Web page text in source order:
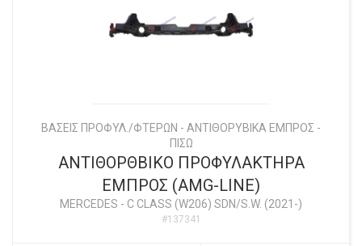
ΒΑΣΕΙΣ ΠΡΟΦΥΛ./ΦΤΕΡΩΝ - ΑΝΤΙΘΟΡΥΒΙΚΑ ΕΜΠΡΟΣ -
ΠΙΣΩ
ΑΝΤΙΘΟΡΘΒΙΚΟ ΠΡΟΦΥΛΑΚΤΗΡΑ
ΕΜΠΡΟΣ (AMG-LINE)
MERCEDES - C CLASS (W206) SDN/S.W. (2021-)
#137341